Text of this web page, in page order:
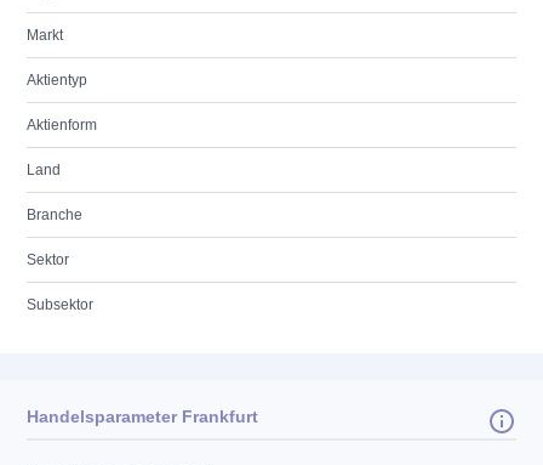
Markt
Aktientyp
Aktienform
Land
Branche
Sektor
Subsektor
Handelsparameter Frankfurt